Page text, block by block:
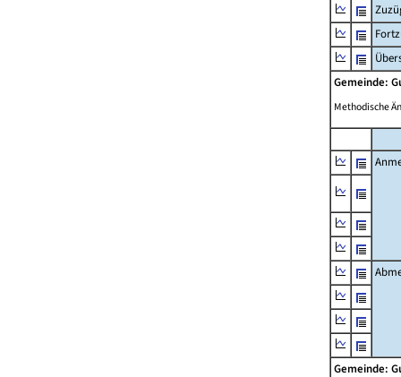
Gemeinde:
Methodische
Gemeinde: